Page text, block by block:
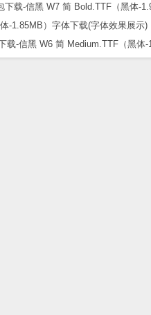
载-信黑 W7 简 Bold.TTF（黑体-
载-信黑 W6 简 Medium.TTF（黑体